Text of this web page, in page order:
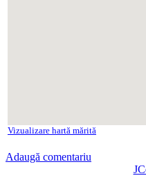
Vizualizare hartă mărită
Adaugă comentariu